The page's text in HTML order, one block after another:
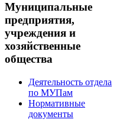
Муниципальные
предприятия,
учреждения и
хозяйственные
общества
Деятельность отдела
по МУПам
Нормативные
документы